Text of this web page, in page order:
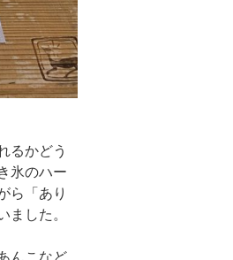
るかどう
氷のハー
ら「あり
ました。
んこなど